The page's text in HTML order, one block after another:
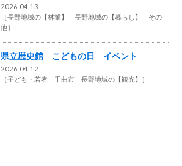
2026.04.13
［長野地域の【林業】 長野地域の【暮らし】
その
他］
県立歴史館 こどもの日 イベント
2026.04.12
［子ども・若者 千曲市 長野地域の【観光】 ］